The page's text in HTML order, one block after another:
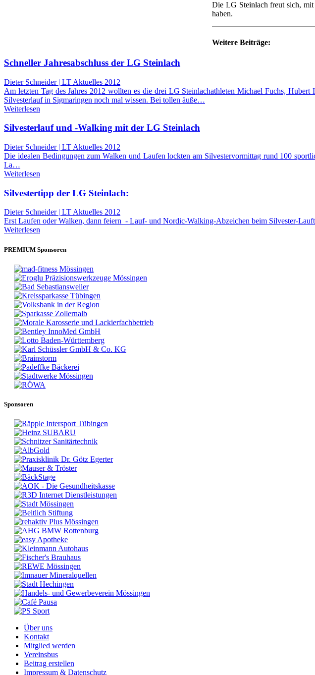
Die LG Steinlach freut sich, mit
haben.
Weitere Beiträge:
Schneller Jahresabschluss der LG Steinlach
Dieter Schneider | LT Aktuelles 2012
Am letzten Tag des Jahres 2012 wollten es die drei LG Steinlachathleten Michael Fuchs, Hubert
Silvesterlauf in Sigmaringen noch mal wissen. Bei tollen äuße…
Weiterlesen
Silvesterlauf und -Walking mit der LG Steinlach
Dieter Schneider | LT Aktuelles 2012
Die idealen Bedingungen zum Walken und Laufen lockten am Silvestervormittag rund 100
La…
Weiterlesen
Silvestertipp der LG Steinlach:
Dieter Schneider | LT Aktuelles 2012
Erst Laufen oder Walken, dann feiern - Lauf- und Nordic-Walking-Abzeichen beim Silvester-
Weiterlesen
PREMIUM Sponsoren
Sponsoren
Über uns
Kontakt
Mitglied werden
Vereinsbus
Beitrag erstellen
Impressum & Datenschutz